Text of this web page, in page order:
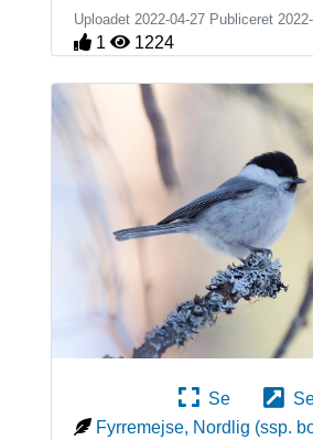
Uploadet 2022-04-27 Publiceret
1 1224
Se
Fyrremejse, Nordlig (ssp.